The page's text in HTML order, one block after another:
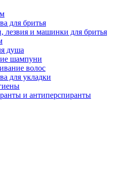
для бритья
лезвия и машинки для бритья
душа
шампуни
волос
для укладки
и антиперспиранты